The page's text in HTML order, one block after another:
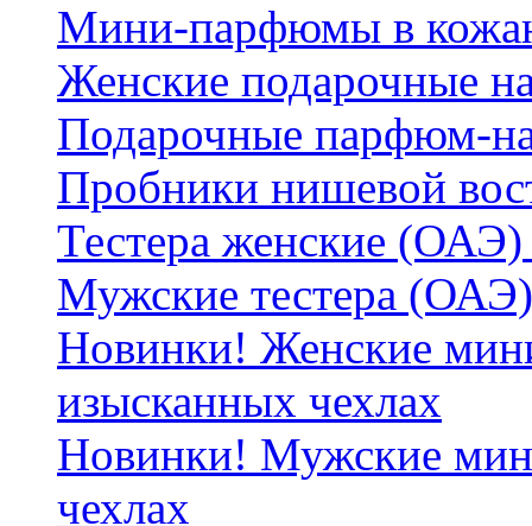
Мини-парфюмы в
Женские подарочные
Подарочные парфюм-
Пробники нишевой
Тестера женские (ОАЭ)
Мужские тестера (ОАЭ)
Новинки! Женские
изысканных чехлах
Новинки! Мужские
чехлах